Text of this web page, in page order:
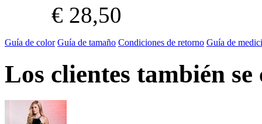
€ 28,50
Guía de color Guía de tamaño Condiciones de retorno Guía de
Los clientes también se